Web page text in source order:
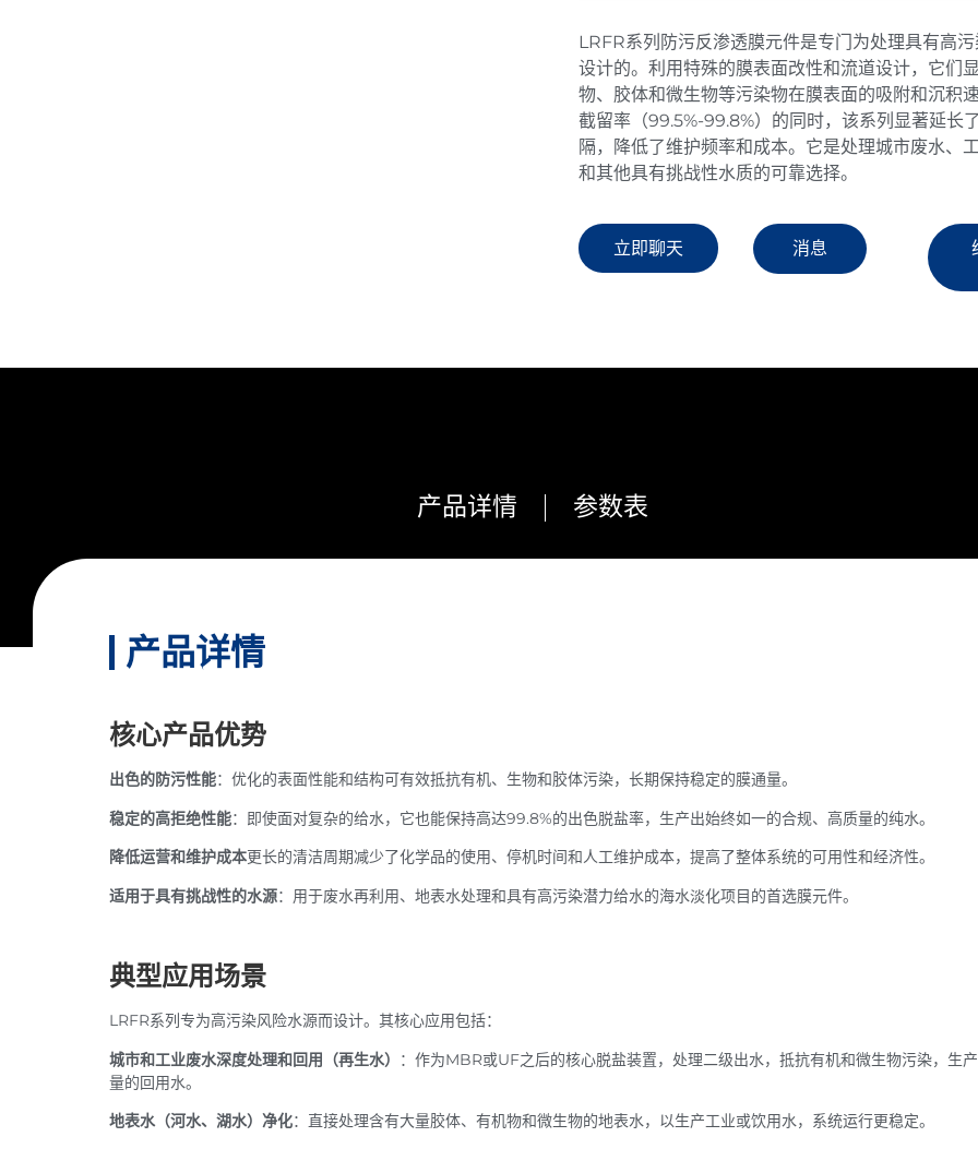
LRFR系列防污反渗透膜元件是专门为处理具有高
设计的。利用特殊的膜表面改性和流道设计，它们
物、胶体和微生物等污染物在膜表面的吸附和沉积
截留率（99.5%-99.8%）的同时，该系列显著延长
隔，降低了维护频率和成本。它是处理城市废水、
和其他具有挑战性水质的可靠选择。
立即聊天 消息
产品详情 参数表
产品详情
核心产品优势
出色的防污性能：优化的表面性能和结构可有效抵抗有机、生物和胶体污染，长期保持稳定的膜通量。
稳定的高拒绝性能：即使面对复杂的给水，它也能保持高达99.8%的出色脱盐率，生产出始终如一的合规、高质量的纯水。
降低运营和维护成本更长的清洁周期减少了化学品的使用、停机时间和人工维护成本，提高了整体系统的可用性和经济性。
适用于具有挑战性的水源：用于废水再利用、地表水处理和具有高污染潜力给水的海水淡化项目的首选膜元件。
典型应用场景
LRFR系列专为高污染风险水源而设计。其核心应用包括：
城市和工业废水深度处理和回用（再生水）
：作为MBR或UF之后的核心脱盐装置，处理二级出水，抵抗有机和微生物污染，生
量的回用水。
地表水（河水、湖水）净化：直接处理含有大量胶体、有机物和微生物的地表水，以生产工业或饮用水，系统运行更稳定。